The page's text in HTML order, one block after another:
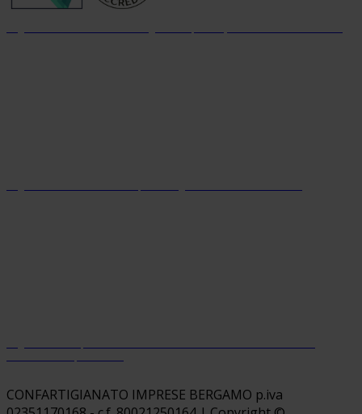
CONFARTIGIANATO IMPRESE BERGAMO p.iva